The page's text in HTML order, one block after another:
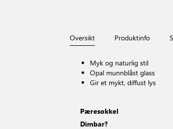
Oversikt Produktinfo
Myk og naturlig stil
Opal munnblåst glass
Gir et mykt, diffust lys
Pæresokkel
Dimbar?